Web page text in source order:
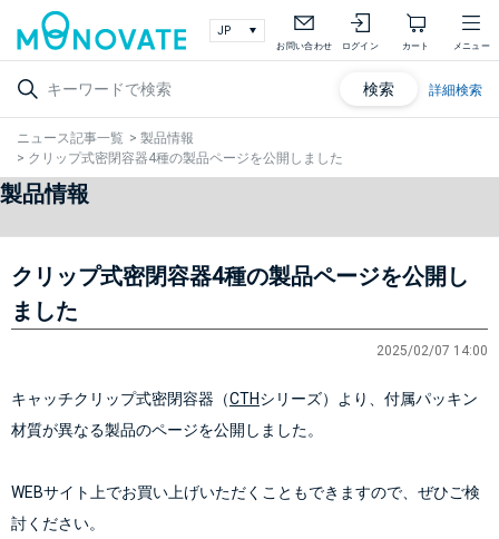
お問い合わせ ログイン カート メニュー
検索 詳細検索
ニュース記事一覧 > 製品情報
> クリップ式密閉容器4種の製品ページを公開しました
製品情報
クリップ式密閉容器4種の製品ページを公開し
ました
2025/02/07 14:00
キャッチクリップ式密閉容器（CTHシリーズ）より、付属パッキン
材質が異なる製品のページを公開しました。
WEBサイト上でお買い上げいただくこともできますので、ぜひご検
討ください。